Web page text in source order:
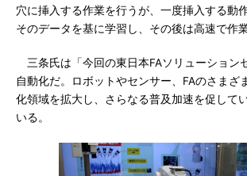
穴に挿入する作業を行うが、一度挿入する動
そのデータを基に学習し、その後は高速で作
三条氏は「今回の東日本FAソリューション
自動化だ。ロボットやセンサー、FAのさまざ
化領域を拡大し、さらなる普及加速を促して
いる。